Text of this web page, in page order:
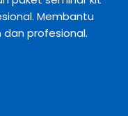
Membantu
profesional.